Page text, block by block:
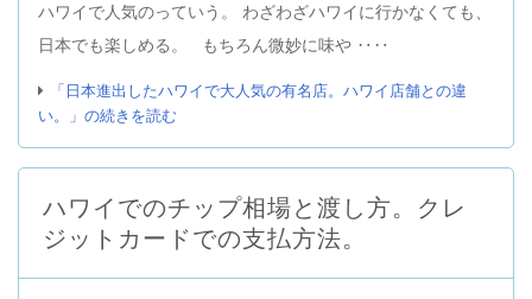
ハワイで人気のっていう。 わざわざハワイに行かなくても、
日本でも楽しめる。 もちろん微妙に味や ‥‥
「日本進出したハワイで大人気の有名店。ハワイ店舗との違
い。」の続きを読む
ハワイでのチップ相場と渡し方。クレ
ジットカードでの支払方法。